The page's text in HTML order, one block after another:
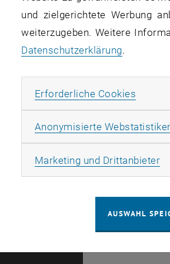
Es gibt
© TU Wien#
107105
und zielgerichtete Werbung
weiterzugeben. Weitere
Datenschutzerklärung.
Erforderliche Cookies
Anonymisierte
Marketing und Drittanbieter
AUSWAHL